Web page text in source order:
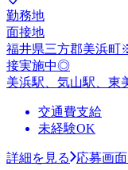
勤務地
面接地
福井県三方郡美浜町
接実施中◎
美浜駅、気山駅、東
交通費支給
未経験OK
詳細を見る 応募画